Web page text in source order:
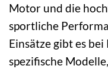
Motor und die
sportliche
Einsätze gibt es
spezifische